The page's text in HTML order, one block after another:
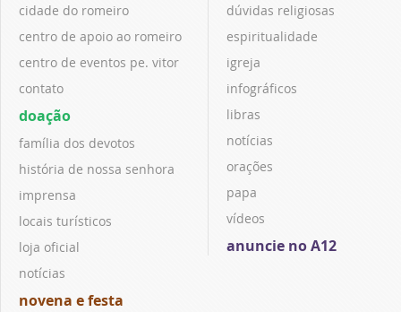
cidade do romeiro
centro de apoio ao romeiro
centro de eventos pe. vitor
contato
doação
família dos devotos
história de nossa senhora
imprensa
locais turísticos
loja oficial
notícias
novena e festa
dúvidas religiosas
espiritualidade
igreja
infográficos
libras
notícias
orações
papa
vídeos
anuncie no A12